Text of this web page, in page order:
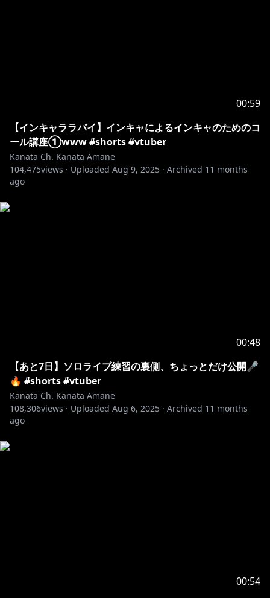
-
💫 天音かなた メンバーシップ特典 💫
・月3回以上の限定配信🌟
・毎月5日に豪華イラストレーターさん書き下ろし
【公式かなたグッズまとめ】
・https://t.co/eR60zWl87x
https://shop.hololivepro.com/products/hololivefrien
--------------------------------------------------------------------------------
00:59
【インキャララバイ】インキャによるインキャのためのコ
ール講座①www #shorts #vtuber
Kanata Ch. Kanata Amane
104,475views · Uploaded Aug 9, 2025 · Archived 11 months
ago
00:48
【あと7日】ソロライブ練習の裏側、ちょっとだけ公開🎤
🔥 #shorts #vtuber
Kanata Ch. Kanata Amane
108,306views · Uploaded Aug 6, 2025 · Archived 11 months
ago
00:54